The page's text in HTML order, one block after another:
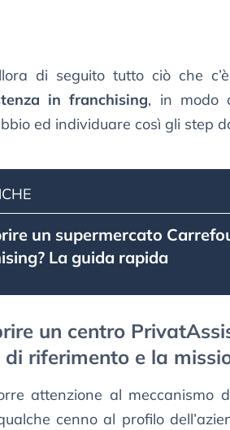
di seguito tutto ciò che
in franchising, in modo
ed individuare così gli step
un supermercato
La guida rapida
un centro
di riferimento e la
attenzione al meccanismo
cenno al profilo